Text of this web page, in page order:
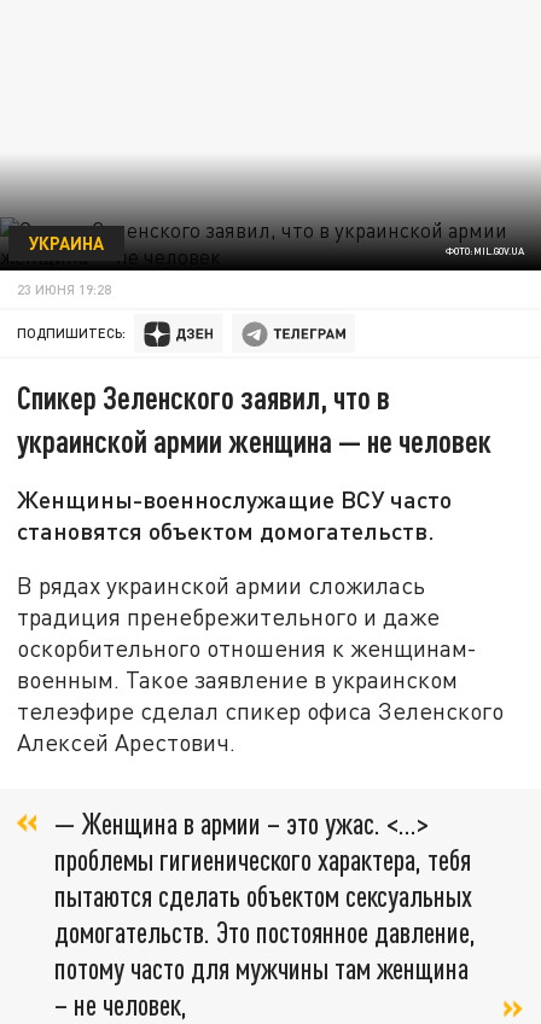
ФОТО:MIL.GOV.UA
УКРАИНА
23 ИЮНЯ 19:28
ПОДПИШИТЕСЬ:
Спикер Зеленского заявил, что в
украинской армии женщина — не человек
Женщины-военнослужащие ВСУ часто
становятся объектом домогательств.
В рядах украинской армии сложилась
традиция пренебрежительного и даже
оскорбительного отношения к женщинам-
военным. Такое заявление в украинском
телеэфире сделал спикер офиса Зеленского
Алексей Арестович.
— Женщина в армии – это ужас. <...>
проблемы гигиенического характера, тебя
пытаются сделать объектом сексуальных
домогательств. Это постоянное давление,
потому часто для мужчины там женщина
– не человек,